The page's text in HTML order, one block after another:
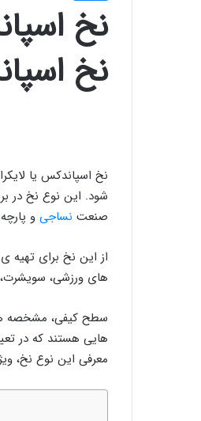
نخ
نخ
نخ اسپاندکس یا
شود. این نوع نخ در
صنعت نساجی و
از این نخ برای تهیه
های ورزشی،
سطح کیفی، مشخصه
هایی هستند که در
معرفی این نوع نخ،